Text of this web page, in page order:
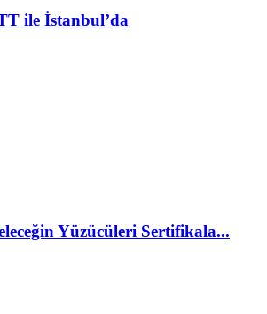
ile İstanbul’da
Yüzücüleri Sertifikala...